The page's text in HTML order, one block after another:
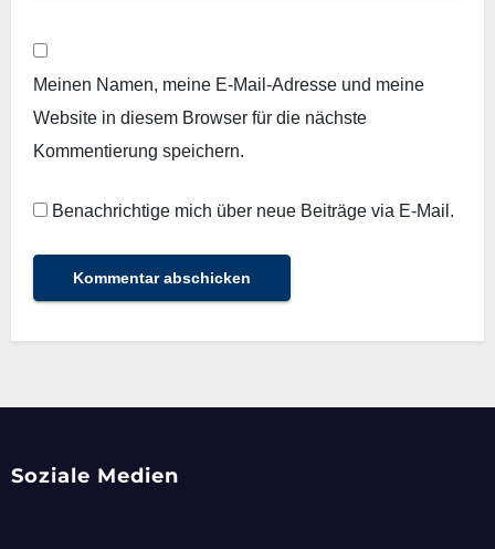
Meinen Namen, meine E-Mail-Adresse und meine
Website in diesem Browser für die nächste
Kommentierung speichern.
Benachrichtige mich über neue Beiträge via E-Mail.
Soziale Medien